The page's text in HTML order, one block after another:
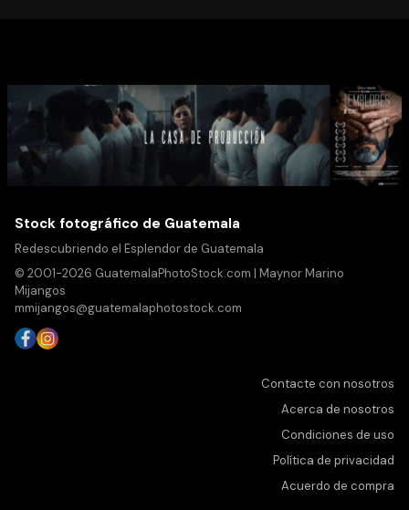
Stock fotográfico de Guatemala
Redescubriendo el Esplendor de Guatemala
© 2001-2026 GuatemalaPhotoStock.com | Maynor Marino
Mijangos
mmijangos@guatemalaphotostock.com
Contacte con nosotros
Acerca de nosotros
Condiciones de uso
Política de privacidad
Acuerdo de compra